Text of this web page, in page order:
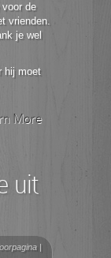
de
vrienden.
je wel
hij moet
More
uit
|